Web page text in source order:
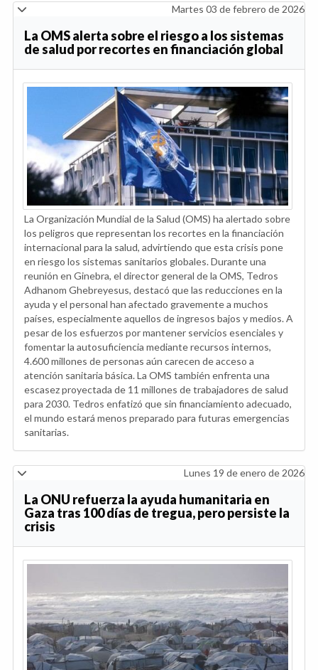
Martes 03 de febrero de 2026
La OMS alerta sobre el riesgo a los sistemas
de salud por recortes en financiación global
La Organización Mundial de la Salud (OMS) ha alertado sobre
los peligros que representan los recortes en la financiación
internacional para la salud, advirtiendo que esta crisis pone
en riesgo los sistemas sanitarios globales. Durante una
reunión en Ginebra, el director general de la OMS, Tedros
Adhanom Ghebreyesus, destacó que las reducciones en la
ayuda y el personal han afectado gravemente a muchos
países, especialmente aquellos de ingresos bajos y medios. A
pesar de los esfuerzos por mantener servicios esenciales y
fomentar la autosuficiencia mediante recursos internos,
4.600 millones de personas aún carecen de acceso a
atención sanitaria básica. La OMS también enfrenta una
escasez proyectada de 11 millones de trabajadores de salud
para 2030. Tedros enfatizó que sin financiamiento adecuado,
el mundo estará menos preparado para futuras emergencias
sanitarias.
Lunes 19 de enero de 2026
La ONU refuerza la ayuda humanitaria en
Gaza tras 100 días de tregua, pero persiste la
crisis